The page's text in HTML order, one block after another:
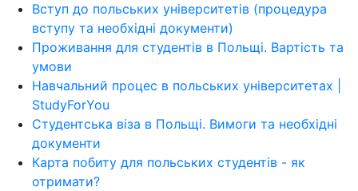
Вступ до польських університетів (процедура
вступу та необхідні документи)
Проживання для студентів в Польщі. Вартість та
умови
Навчальний процес в польських університетах |
StudyForYou
Студентська віза в Польщі. Вимоги та необхідні
документи
Карта побиту для польських студентів - як
отримати?